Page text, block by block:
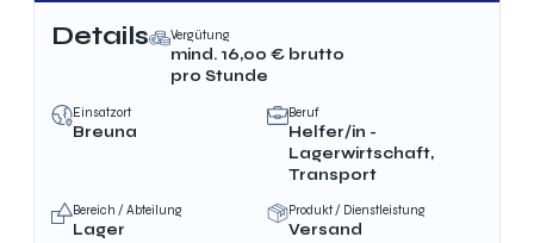
Details Vergütung
mind. 16,00 € brutto
pro Stunde
Einsatzort
Breuna
Beruf
Helfer/in -
Lagerwirtschaft,
Transport
Bereich / Abteilung
Lager
Produkt / Dienstleistung
Versand